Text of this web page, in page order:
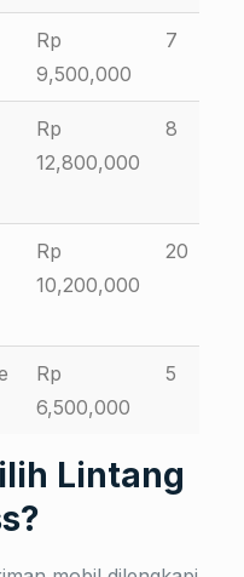
Rp
9,500,000
7
Rp
12,800,000
8
Rp
10,200,000
20
Rp
6,500,000
5
Lintang